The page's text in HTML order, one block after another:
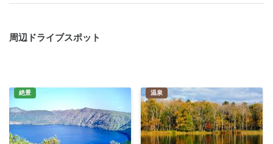
周辺ドライブスポット
絶景 温泉